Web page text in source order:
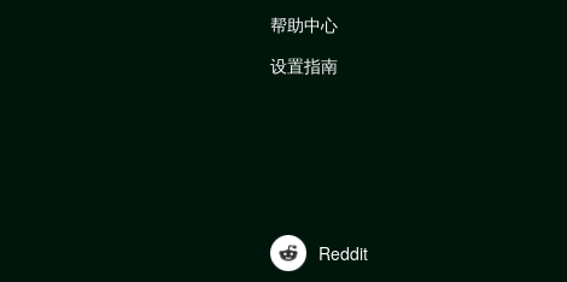
帮助中心
设置指南
Reddit